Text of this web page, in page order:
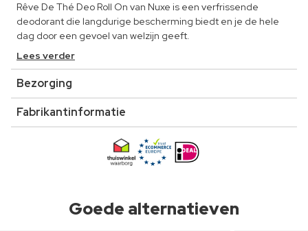
Rêve De Thé Deo Roll On van Nuxe is een verfrissende
deodorant die langdurige bescherming biedt en je de hele
dag door een gevoel van welzijn geeft.
Lees verder
Bezorging
Fabrikantinformatie
Goede alternatieven